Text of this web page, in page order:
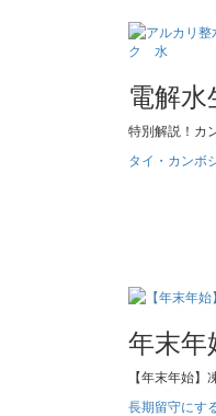
電解
特別解説！カ
タイ・カンボ
年末年
【年末年始
長期留守にす